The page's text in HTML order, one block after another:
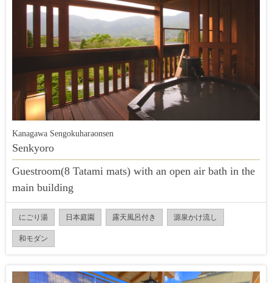
Kanagawa Sengokuharaonsen
Senkyoro
Guestroom(8 Tatami mats) with an open air bath in the
main building
にごり湯 日本庭園 露天風呂付き 源泉かけ流し
和モダン